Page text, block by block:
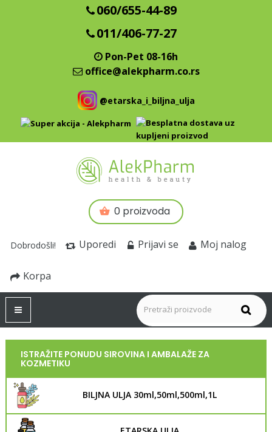
060/655-44-89
011/406-77-27
Pon-Pet 08-16h
office@alekpharm.co.rs
@etarska_i_biljna_ulja
0 proizvoda
Dobrodošli! Uporedi Prijavi se Moj nalog
Korpa
Toggle
navigation
ISTRAŽITE PONUDU SIROVINA I AMBALAŽE ZA
KOZMETIKU
BILJNA ULJA 30ml,50ml,500ml,1L